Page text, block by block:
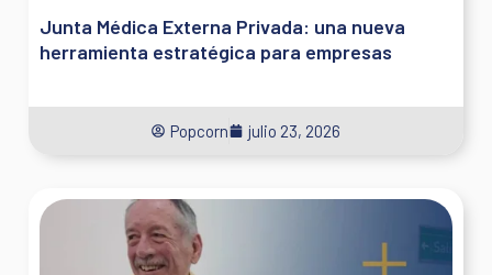
Junta Médica Externa Privada: una nueva
herramienta estratégica para empresas
Popcorn julio 23, 2026